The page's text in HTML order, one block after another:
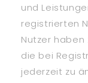
und
registrierten
Nutzer
die bei
jederzeit zu